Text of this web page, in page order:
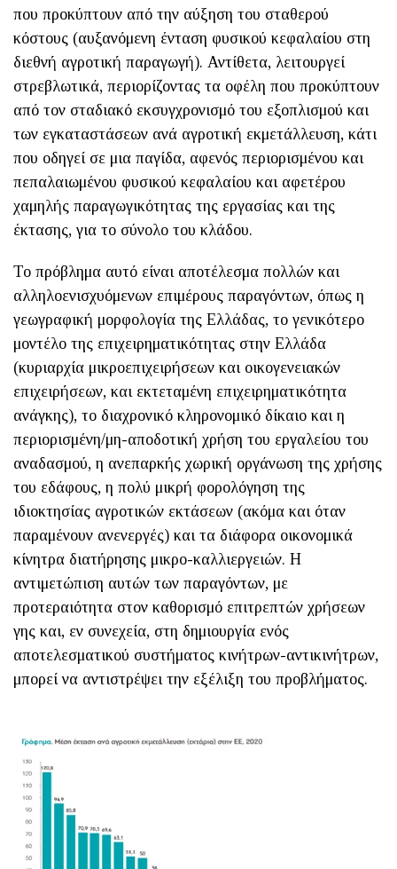
που προκύπτουν από την αύξηση του σταθερού
κόστους (αυξανόμενη ένταση φυσικού κεφαλαίου στη
διεθνή αγροτική παραγωγή). Αντίθετα, λειτουργεί
στρεβλωτικά, περιορίζοντας τα οφέλη που προκύπτουν
από τον σταδιακό εκσυγχρονισμό του εξοπλισμού και
των εγκαταστάσεων ανά αγροτική εκμετάλλευση, κάτι
που οδηγεί σε μια παγίδα, αφενός περιορισμένου και
πεπαλαιωμένου φυσικού κεφαλαίου και αφετέρου
χαμηλής παραγωγικότητας της εργασίας και της
έκτασης, για το σύνολο του κλάδου.
Το πρόβλημα αυτό είναι αποτέλεσμα πολλών και
αλληλοενισχυόμενων επιμέρους παραγόντων, όπως η
γεωγραφική μορφολογία της Ελλάδας, το γενικότερο
μοντέλο της επιχειρηματικότητας στην Ελλάδα
(κυριαρχία μικροεπιχειρήσεων και οικογενειακών
επιχειρήσεων, και εκτεταμένη επιχειρηματικότητα
ανάγκης), το διαχρονικό κληρονομικό δίκαιο και η
περιορισμένη/μη-αποδοτική χρήση του εργαλείου του
αναδασμού, η ανεπαρκής χωρική οργάνωση της χρήσης
του εδάφους, η πολύ μικρή φορολόγηση της
ιδιοκτησίας αγροτικών εκτάσεων (ακόμα και όταν
παραμένουν ανενεργές) και τα διάφορα οικονομικά
κίνητρα διατήρησης μικρο-καλλιεργειών. Η
αντιμετώπιση αυτών των παραγόντων, με
προτεραιότητα στον καθορισμό επιτρεπτών χρήσεων
γης και, εν συνεχεία, στη δημιουργία ενός
αποτελεσματικού συστήματος κινήτρων-αντικινήτρων,
μπορεί να αντιστρέψει την εξέλιξη του προβλήματος.